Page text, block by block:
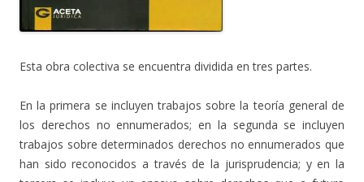
Esta obra colectiva se encuentra dividida en tres partes.
En la primera se incluyen trabajos sobre la teoría general de
los derechos no ennumerados; en la segunda se incluyen
trabajos sobre determinados derechos no ennumerados que
han sido reconocidos a través de la jurisprudencia; y en la